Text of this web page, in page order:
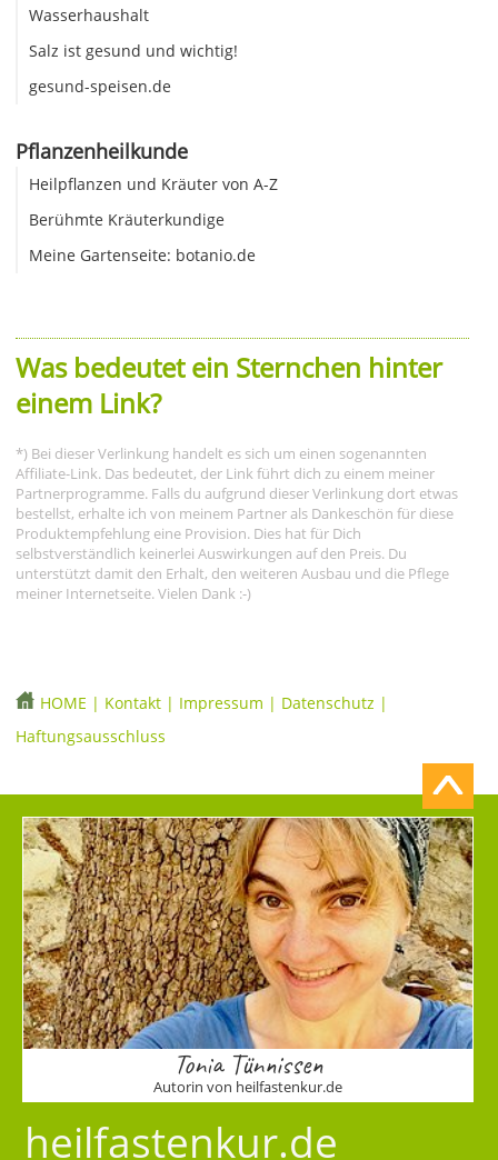
Wasserhaushalt
Salz ist gesund und wichtig!
gesund-speisen.de
Pflanzenheilkunde
Heilpflanzen und Kräuter von A-Z
Berühmte Kräuterkundige
Meine Gartenseite: botanio.de
Was bedeutet ein Sternchen hinter
einem Link?
*) Bei dieser Verlinkung handelt es sich um einen sogenannten
Affiliate-Link. Das bedeutet, der Link führt dich zu einem meiner
Partnerprogramme. Falls du aufgrund dieser Verlinkung dort etwas
bestellst, erhalte ich von meinem Partner als Dankeschön für diese
Produktempfehlung eine Provision. Dies hat für Dich
selbstverständlich keinerlei Auswirkungen auf den Preis. Du
unterstützt damit den Erhalt, den weiteren Ausbau und die Pflege
meiner Internetseite. Vielen Dank :-)
HOME | Kontakt | Impressum | Datenschutz |
Haftungsausschluss
Tonia Tünnissen
Autorin von heilfastenkur.de
heilfastenkur.de